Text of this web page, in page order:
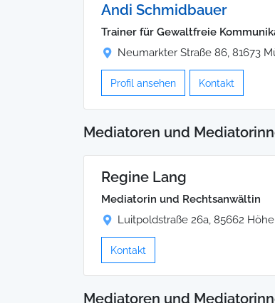
Andi Schmidbauer
Trainer für Gewaltfreie
Neumarkter Straße 86, 81673
Profil ansehen Kontakt
Mediatoren und
Regine Lang
Mediatorin und Rechtsanwältin
Luitpoldstraße 26a, 85662
Kontakt
Mediatoren und